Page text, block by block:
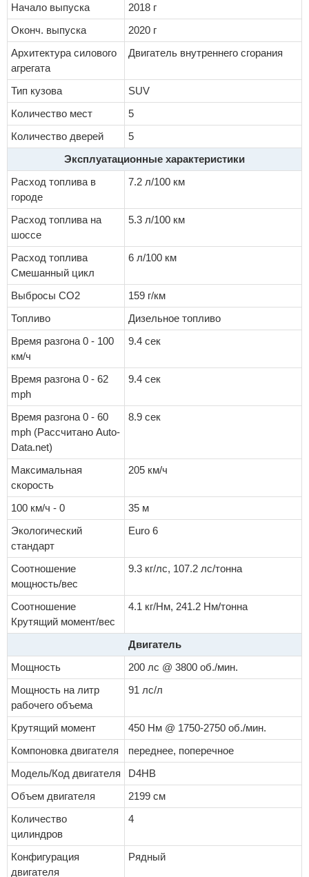
Начало выпуска
2018 г
Оконч. выпуска
2020 г
Архитектура силового
агрегата
Двигатель внутреннего сгорания
Тип кузова
SUV
Количество мест
5
Количество дверей
5
Эксплуатационные характеристики
Расход топлива в
городе
7.2 л/100 км
Расход топлива на
шоссе
5.3 л/100 км
Расход топлива
Смешанный цикл
6 л/100 км
Выбросы CO2
159 г/км
Топливо
Дизельное топливо
Время разгона 0 - 100
км/ч
9.4 сек
Время разгона 0 - 62
mph
9.4 сек
Время разгона 0 - 60
mph (Рассчитано Auto-
Data.net)
8.9 сек
Максимальная
скорость
205 км/ч
100 км/ч - 0
35 м
Экологический
стандарт
Euro 6
Соотношение
мощность/вес
9.3 кг/лс, 107.2 лс/тонна
Соотношение
Крутящий момент/вес
4.1 кг/Нм, 241.2 Нм/тонна
Двигатель
Мощность
200 лс @ 3800 об./мин.
Мощность на литр
рабочего объема
91 лс/л
Крутящий момент
450 Нм @ 1750-2750 об./мин.
Компоновка двигателя
переднее, поперечное
Модель/Код двигателя
D4HB
Объем двигателя
2199 см
Количество
цилиндров
4
Конфигурация
двигателя
Рядный